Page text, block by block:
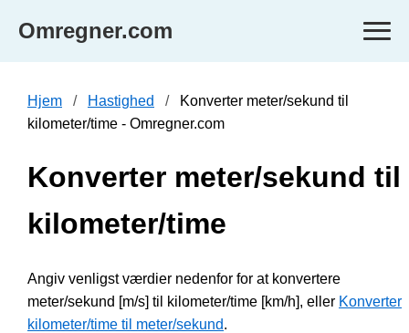
Omregner.com
Hjem Hastighed
Konverter meter/sekund til
kilometer/time - Omregner.com
Konverter meter/sekund til
kilometer/time
Angiv venligst værdier nedenfor for at konvertere
meter/sekund [m/s] til kilometer/time [km/h], eller Konverter
kilometer/time til meter/sekund.